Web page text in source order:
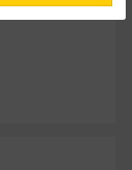
人風險
，且均以真誠提
閣下的目的而
會，亦沒有義